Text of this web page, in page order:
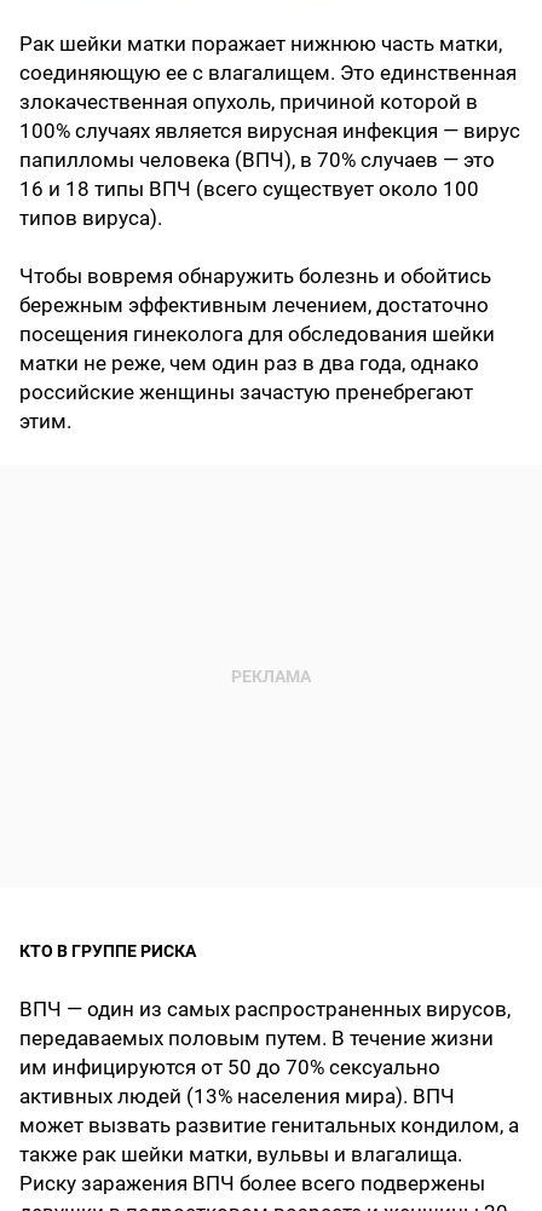
Рак шейки матки поражает нижнюю часть матки,
соединяющую ее с влагалищем. Это единственная
злокачественная опухоль, причиной которой в
100% случаях является вирусная инфекция — вирус
папилломы человека (ВПЧ), в 70% случаев — это
16 и 18 типы ВПЧ (всего существует около 100
типов вируса).
Чтобы вовремя обнаружить болезнь и обойтись
бережным эффективным лечением, достаточно
посещения гинеколога для обследования шейки
матки не реже, чем один раз в два года, однако
российские женщины зачастую пренебрегают
этим.
КТО В ГРУППЕ РИСКА
ВПЧ — один из самых распространенных вирусов,
передаваемых половым путем. В течение жизни
им инфицируются от 50 до 70% сексуально
активных людей (13% населения мира). ВПЧ
может вызвать развитие генитальных кондилом, а
также рак шейки матки, вульвы и влагалища.
Риску заражения ВПЧ более всего подвержены